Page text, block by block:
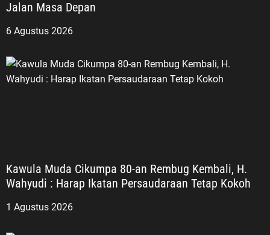
6 Agustus 2026
Kawula Muda Cikumpa 80-an Rembug Kembali, H.
Wahyudi : Harap Ikatan Persaudaraan Tetap Kokoh
1 Agustus 2026